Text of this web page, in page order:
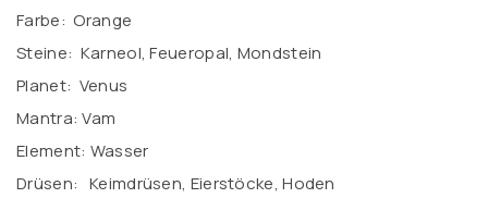
Farbe: Orange
Steine: Karneol, Feueropal, Mondstein
Planet: Venus
Mantra: Vam
Element: Wasser
Drüsen: Keimdrüsen, Eierstöcke, Hoden